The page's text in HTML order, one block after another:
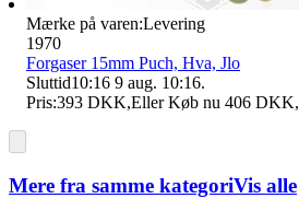
Mærke på varen:Levering
1970
Forgaser 15mm Puch, Hva, Jlo
Sluttid10:16 9 aug. 10:16.
Pris:393 DKK,Eller Køb nu 406 DKK,
Mere fra samme kategoriVis alle